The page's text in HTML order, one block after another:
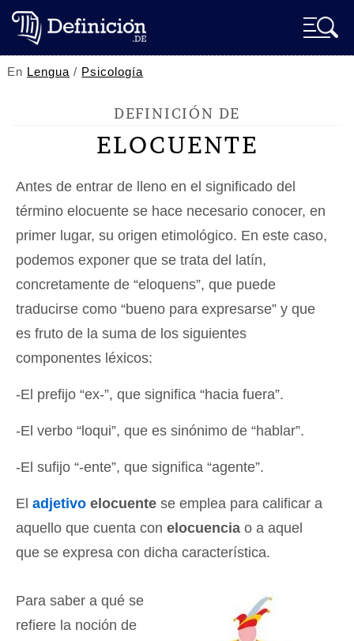
En Lengua / Psicología
DEFINICIÓN DE
ELOCUENTE
Antes de entrar de lleno en el significado del
término elocuente se hace necesario conocer, en
primer lugar, su origen etimológico. En este caso,
podemos exponer que se trata del latín,
concretamente de “eloquens”, que puede
traducirse como “bueno para expresarse” y que
es fruto de la suma de los siguientes
componentes léxicos:
-El prefijo “ex-”, que significa “hacia fuera”.
-El verbo “loqui”, que es sinónimo de “hablar”.
-El sufijo “-ente”, que significa “agente”.
El adjetivo elocuente se emplea para calificar a
aquello que cuenta con elocuencia o a aquel
que se expresa con dicha característica.
Para saber a qué se
refiere la noción de